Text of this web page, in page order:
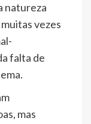
natureza
vezes
falta de
mas